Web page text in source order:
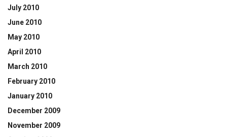
July 2010
June 2010
May 2010
April 2010
March 2010
February 2010
January 2010
December 2009
November 2009